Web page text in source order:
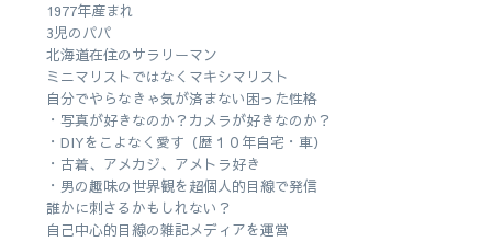
1977年産まれ
3児のパパ
北海道在住のサラリーマン
ミニマリストではなくマキシマリスト
自分でやらなきゃ気が済まない困った性格
・写真が好きなのか？カメラが好きなのか？
・DIYをこよなく愛す（歴１０年自宅・車）
・古着、アメカジ、アメトラ好き
・男の趣味の世界観を超個人的目線で発信
誰かに刺さるかもしれない？
自己中心的目線の雑記メディアを運営